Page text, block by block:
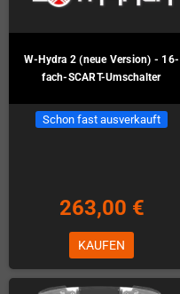
W-Hydra 2 (neue Version) - 16-
fach-SCART-Umschalter
Schon fast ausverkauft
263,00 €
KAUFEN